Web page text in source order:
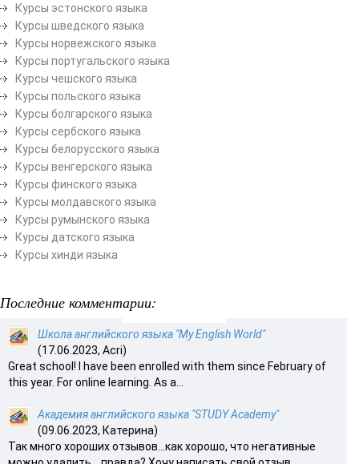
Курсы эстонского языка
Курсы шведского языка
Курсы норвежского языка
Курсы португальского языка
Курсы чешского языка
Курсы польского языка
Курсы болгарского языка
Курсы сербского языка
Курсы белорусского языка
Курсы венгерского языка
Курсы финского языка
Курсы молдавского языка
Курсы румынского языка
Курсы датского языка
Курсы хинди языка
Последние комментарии:
Школа английского языка "My English World"
(17.06.2023, Acri)
Great school! I have been enrolled with them since February of
this year. For online learning. As a...
Академия английского языка "STUDY Academy"
(09.06.2023, Катерина)
Так много хороших отзывов…как хорошо, что негативные